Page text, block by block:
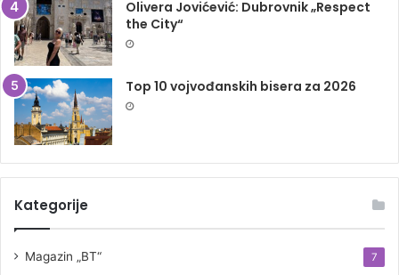
Olivera Jovićević: Dubrovnik „Respect
the City“
Top 10 vojvođanskih bisera za 2026
Kategorije
Magazin „BT“ 7